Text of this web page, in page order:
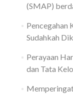
(SMAP)
Pencegahan
Sudahkah
Perayaan
dan Tata